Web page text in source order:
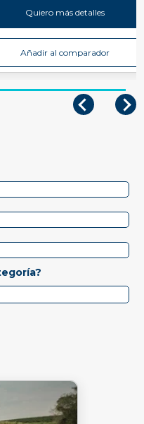
Quiero más detalles
Añadir al comparador